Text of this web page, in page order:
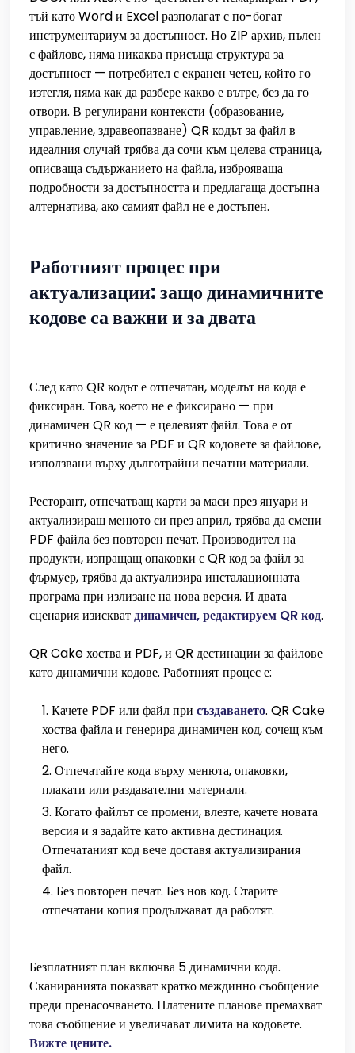
тъй като Word и Excel разполагат с по-богат
инструментариум за достъпност. Но ZIP архив, пълен
с файлове, няма никаква присъща структура за
достъпност — потребител с екранен четец, който го
изтегля, няма как да разбере какво е вътре, без да го
отвори. В регулирани контексти (образование,
управление, здравеопазване) QR кодът за файл в
идеалния случай трябва да сочи към целева страница,
описваща съдържанието на файла, изброяваща
подробности за достъпността и предлагаща достъпна
алтернатива, ако самият файл не е достъпен.
Работният процес при
актуализации: защо динамичните
кодове са важни и за двата
След като QR кодът е отпечатан, моделът на кода е
фиксиран. Това, което не е фиксирано — при
динамичен QR код — е целевият файл. Това е от
критично значение за PDF и QR кодовете за файлове,
използвани върху дълготрайни печатни материали.
Ресторант, отпечатващ карти за маси през януари и
актуализиращ менюто си през април, трябва да смени
PDF файла без повторен печат. Производител на
продукти, изпращащ опаковки с QR код за файл за
фърмуер, трябва да актуализира инсталационната
програма при излизане на нова версия. И двата
сценария изискватдинамичен, редактируем QR код.
QR Cake хоства и PDF, и QR дестинации за файлове
като динамични кодове. Работният процес е:
Качете PDF или файл при създаването. QR Cake
хоства файла и генерира динамичен код, сочещ към
него.
Отпечатайте кода върху менюта, опаковки,
плакати или раздавателни материали.
Когато файлът се промени, влезте, качете новата
версия и я задайте като активна дестинация.
Отпечатаният код вече доставя актуализирания
файл.
Без повторен печат. Без нов код. Старите
отпечатани копия продължават да работят.
Безплатният план включва 5 динамични кода.
Сканиранията показват кратко междинно съобщение
преди пренасочването. Платените планове премахват
това съобщение и увеличават лимита на кодовете.
Вижте цените.